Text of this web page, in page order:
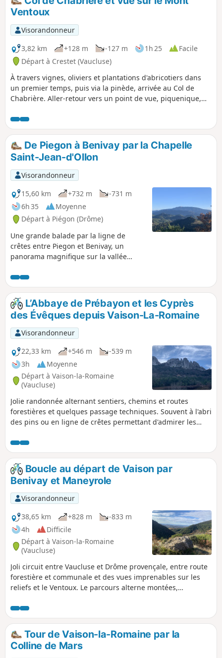
hasard !
Ventoux
Visorandonneur
3,82 km
+128 m -127 m 1h 25
Facile
Départ à Crestet (Vaucluse)
À travers vignes, oliviers et plantations d'abricotiers dans
un premier temps, puis via la pinède, arrivée au Col de
Chabrière. Aller-retour vers un point de vue, piquenique,
De Piegon à Benivay par la Chapelle
Saint-Jean-d'Ollon
Visorandonneur
15,60 km
+732 m
-731 m
6h 35
Moyenne
Départ à Piégon (Drôme)
Une grande balade par la ligne de
crêtes entre Piegon et Benivay, un
panorama magnifique sur la vallée
les champs de grenadier et d'amandier.
Une pause à la Chapelle Saint-Michel
qui vaut le coup d’œil. Un retour par le
hameau des Géants.
L’Abbaye de Prébayon et les Cyprès
des Évêques depuis Vaison-La-Romaine
Visorandonneur
22,33 km
+546 m
-539 m
3h
Moyenne
Départ à Vaison-la-Romaine
(Vaucluse)
Jolie randonnée alternant sentiers, chemins et routes
forestières et quelques passage techniques. Souvent à l'abri
des pins ou en ligne de crêtes permettant d'admirer les
de Prébayon vaut aussi que l'on s'y arrête un moment.
Boucle au départ de Vaison par
Benivay et Maneyrole
Visorandonneur
38,65 km
+828 m
-833 m
4h
Difficile
Départ à Vaison-la-Romaine
(Vaucluse)
Joli circuit entre Vaucluse et Drôme provençale, entre route
forestière et communale et des vues imprenables sur les
reliefs et le Ventoux. Le parcours alterne montées,
et un petit sentier en herbe. N'oubliez pas de regarder la
magnifique vallée d'Ollon ! Profitez des spectacles drômois
et vauclusiens.
Tour de Vaison-la-Romaine par la
Colline de Mars